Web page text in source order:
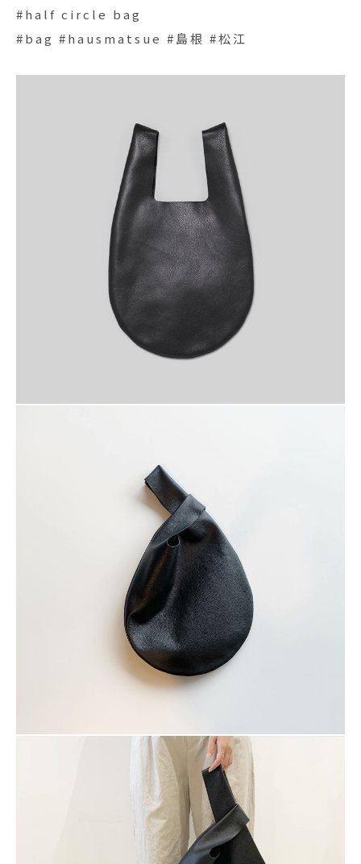
#half circle bag
#bag #hausmatsue #島根 #松江